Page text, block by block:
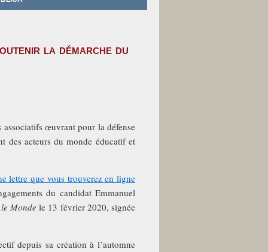
la démarche du
œuvrant pour la défense
des acteurs du monde éducatif et
lettre que vous trouverez en ligne
du candidat Emmanuel
le Monde le 13 février 2020, signée
depuis sa création à l’automne